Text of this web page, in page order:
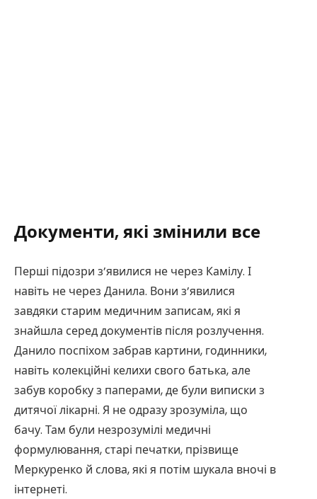
Документи, які змінили все
Перші підозри з’явилися не через Камілу. І
навіть не через Данила. Вони з’явилися
завдяки старим медичним записам, які я
знайшла серед документів після розлучення.
Данило поспіхом забрав картини, годинники,
навіть колекційні келихи свого батька, але
забув коробку з паперами, де були виписки з
дитячої лікарні. Я не одразу зрозуміла, що
бачу. Там були незрозумілі медичні
формулювання, старі печатки, прізвище
Меркуренко й слова, які я потім шукала вночі в
інтернеті.